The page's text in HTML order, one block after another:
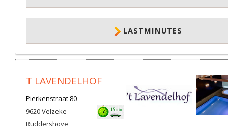
LASTMINUTES
T LAVENDELHOF
Pierkenstraat 80
9620Velzeke-
Ruddershove